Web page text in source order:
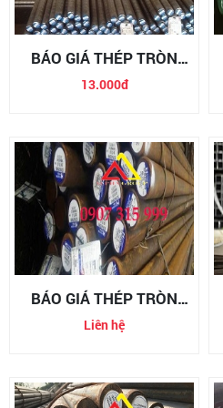
BÁO GIÁ THÉP TRÒN
ĐẶC SS400
13.000đ
BÁO GIÁ THÉP TRÒN
ĐẶC Q235B
Liên hệ